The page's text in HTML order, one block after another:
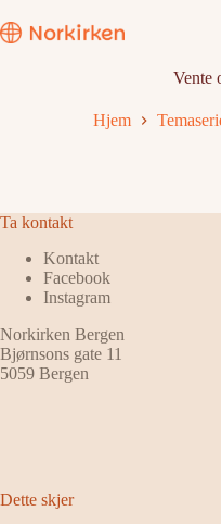
til
innholdet
Vente
Hjem
Ta kontakt
Kontakt
Facebook
Instagram
Norkirken Bergen
Bjørnsons gate 11
5059 Bergen
Dette skjer